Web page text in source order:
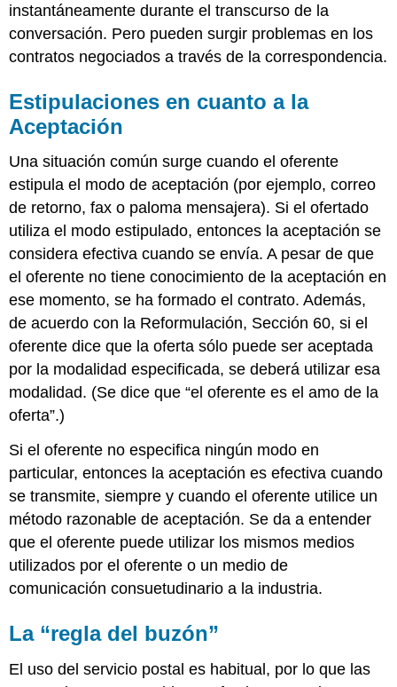
instantáneamente durante el transcurso de la
conversación. Pero pueden surgir problemas en los
contratos negociados a través de la correspondencia.
Estipulaciones en cuanto a la
Aceptación
Una situación común surge cuando el oferente
estipula el modo de aceptación (por ejemplo, correo
de retorno, fax o paloma mensajera). Si el ofertado
utiliza el modo estipulado, entonces la aceptación se
considera efectiva cuando se envía. A pesar de que
el oferente no tiene conocimiento de la aceptación en
ese momento, se ha formado el contrato. Además,
de acuerdo con la Reformulación, Sección 60, si el
oferente dice que la oferta sólo puede ser aceptada
por la modalidad especificada, se deberá utilizar esa
modalidad. (Se dice que “el oferente es el amo de la
oferta”.)
Si el oferente no especifica ningún modo en
particular, entonces la aceptación es efectiva cuando
se transmite, siempre y cuando el oferente utilice un
método razonable de aceptación. Se da a entender
que el oferente puede utilizar los mismos medios
utilizados por el oferente o un medio de
comunicación consuetudinario a la industria.
La “regla del buzón”
El uso del servicio postal es habitual, por lo que las